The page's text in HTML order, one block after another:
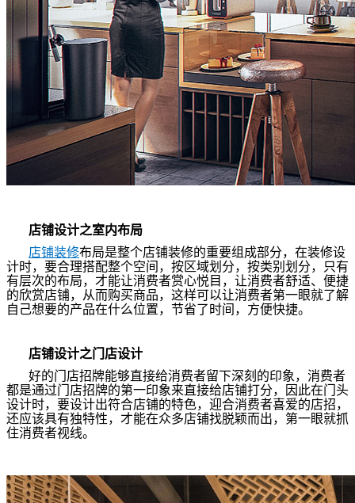
店铺设计之室内布局
店铺装修布局是整个店铺装修的重要组成部分，在装修设
计时，要合理搭配整个空间，按区域划分，按类别划分，只有
有层次的布局，才能让消费者赏心悦目，让消费者舒适、便捷
的欣赏店铺，从而购买商品，这样可以让消费者第一眼就了解
自己想要的产品在什么位置，节省了时间，方便快捷。
店铺设计之门店设计
好的门店招牌能够直接给消费者留下深刻的印象，消费者
都是通过门店招牌的第一印象来直接给店铺打分，因此在门头
设计时，要设计出符合店铺的特色，迎合消费者喜爱的店招，
还应该具有独特性，才能在众多店铺找脱颖而出，第一眼就抓
住消费者视线。